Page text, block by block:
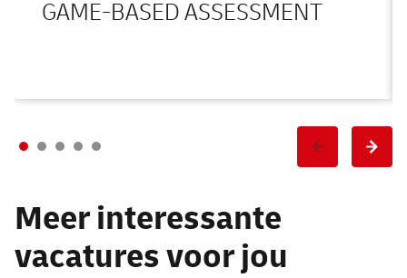
GAME-BASED ASSESSMENT
Meer interessante
vacatures voor jou